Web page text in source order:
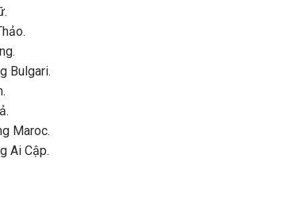
Bulgari.
Maroc.
Ai Cập.